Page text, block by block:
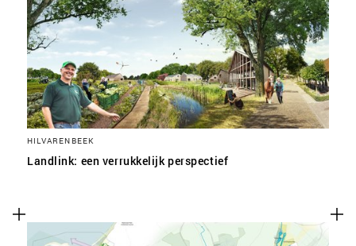
HILVARENBEEK
Landlink: een verrukkelijk perspectief